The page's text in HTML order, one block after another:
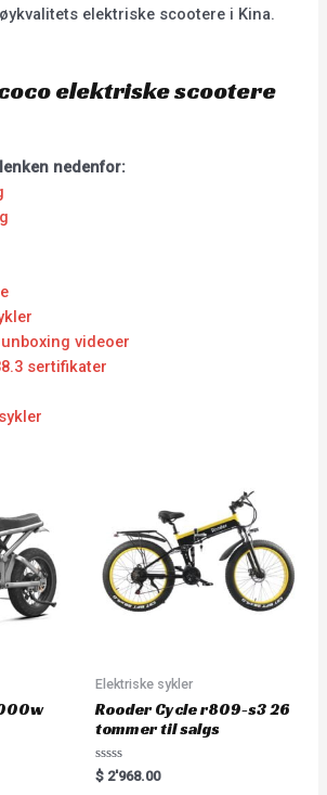
elektriske scootere i Kina.
elektriske scootere
nedenfor:
videoer
sertifikater
Elektriske sykler
Rooder Cycle r809-s3 26
tommer til salgs
R
a
$ 2'968.00